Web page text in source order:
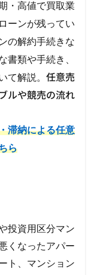
・高値で買取業
ーンが残ってい
の解約手続きな
書類や手続き、
て解説。任意売
ルや競売の流れ
滞納による任意
ら
投資用区分マン
くなったアパー
ト、マンション